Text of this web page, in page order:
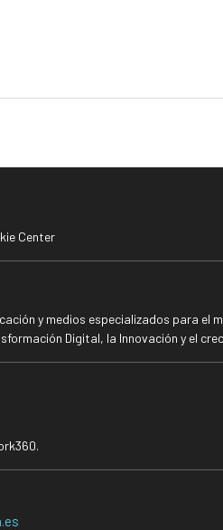
Center
y medios especializados para
Digital, la Innovación y el